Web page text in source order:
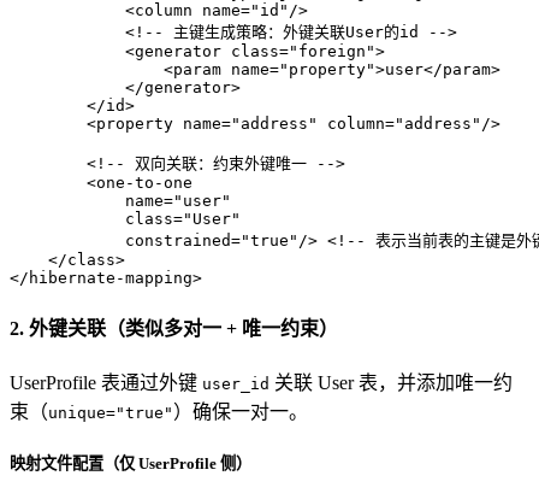
<column name="id" />
<!-- 主键生成策略：外键关联User的id -->
<generator class="foreign">
<param name="property">user</param>
</generator>
</id>
<property name="address" column="address" />
<!-- 双向关联：约束外键唯一 -->
<one-to-one
name="user"
class="User"
constrained="true" /> <!-- 表示当前表的主键是
</class>
</ hibernate-mapping>
2. 外键关联（类似多对一 + 唯一约束）
UserProfile 表通过外键 user_id 关联 User 表，并添加唯一约
束（unique="true" ）确保一对一。
映射文件配置（仅 UserProfile 侧）